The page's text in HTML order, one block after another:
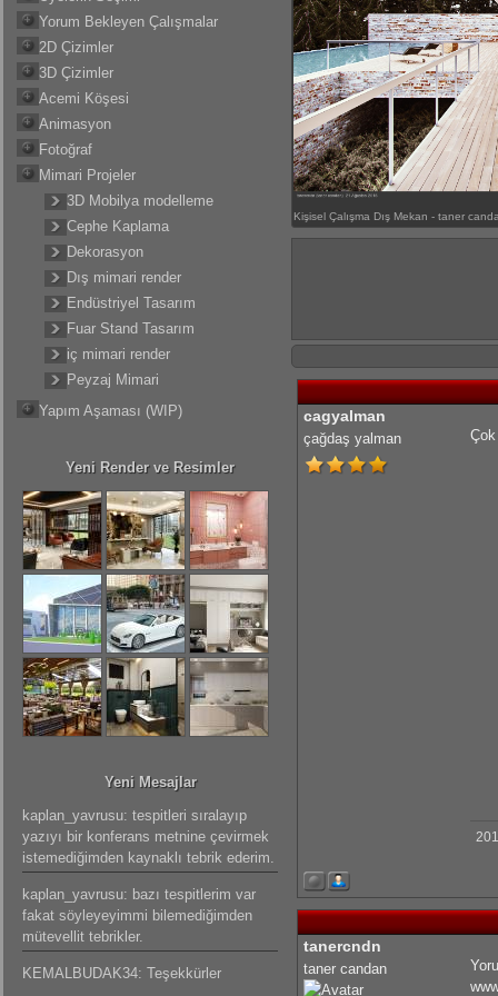
Kişisel Çalışma Dış Mekan - taner
cagyalman
çağdaş yalman
tanercndn
taner candan
Yorum Bekleyen Çalışmalar
2D Çizimler
3D Çizimler
Acemi Köşesi
Animasyon
Fotoğraf
Mimari Projeler
3D Mobilya modelleme
Cephe Kaplama
Dekorasyon
Dış mimari render
Endüstriyel Tasarım
Fuar Stand Tasarım
iç mimari render
Peyzaj Mimari
Yapım Aşaması (WIP)
Yeni Render ve Resimler
Yeni Mesajlar
kaplan_yavrusu: tespitleri sıralayıp
yazıyı bir konferans metnine çevirmek
istemediğimden kaynaklı tebrik ederim.
kaplan_yavrusu: bazı tespitlerim var
fakat söyleyeyimmi bilemediğimden
mütevellit tebrikler.
KEMALBUDAK34: Teşekkürler